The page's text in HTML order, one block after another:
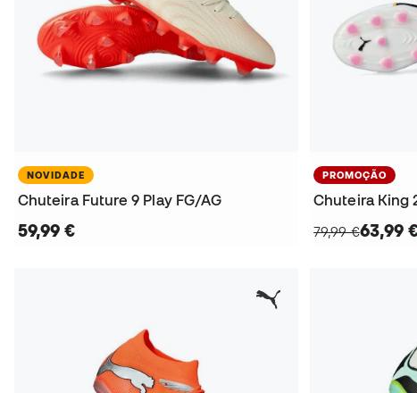
NOVIDADE
Chuteira Future 9 Play FG/AG
59,99 €
PROMOÇÃO
Chuteira King
79,99 €63,99